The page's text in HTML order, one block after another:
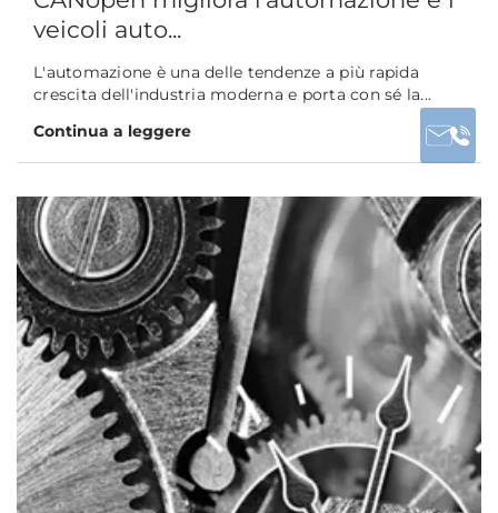
veicoli auto...
L'automazione è una delle tendenze a più rapida
crescita dell'industria moderna e porta con sé la...
Continua a leggere